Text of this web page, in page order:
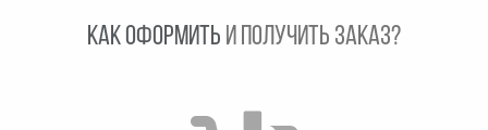
КАК ОФОРМИТЬ И ПОЛУЧИТЬ ЗАКАЗ?